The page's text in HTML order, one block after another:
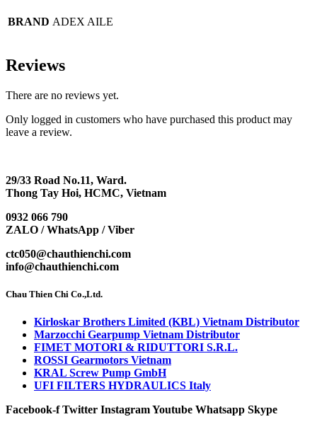
BRAND ADEX AILE
Reviews
There are no reviews yet.
Only logged in customers who have purchased this product may
leave a review.
29/33 Road No.11, Ward.
Thong Tay Hoi, HCMC, Vietnam
0932 066 790
ZALO / WhatsApp / Viber
ctc050@chauthienchi.com
info@chauthienchi.com
Chau Thien Chi Co.,Ltd.
Kirloskar Brothers Limited (KBL) Vietnam Distributor
Marzocchi Gearpump Vietnam Distributor
FIMET MOTORI & RIDUTTORI S.R.L.
ROSSI Gearmotors Vietnam
KRAL Screw Pump GmbH
UFI FILTERS HYDRAULICS Italy
Facebook-f Twitter InstagramYoutube Whatsapp Skype